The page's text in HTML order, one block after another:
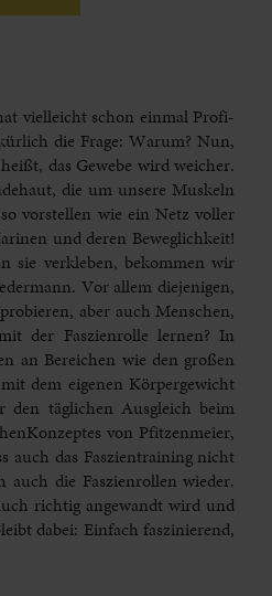
vielleicht schon einmal Profi-
die Frage: Warum? Nun,
das Gewebe wird weicher.
die um unsere Muskeln
vorstellen wie ein Netz voller
und deren Beweglichkeit!
sie verkleben, bekommen wir
Vor allem diejenigen,
aber auch Menschen,
der Faszienrolle lernen? In
an Bereichen wie den großen
dem eigenen Körpergewicht
täglichen Ausgleich beim
von Pfitzenmeier,
auch das Faszientraining nicht
die Faszienrollen wieder.
richtig angewandt wird und
dabei: Einfach faszinierend,